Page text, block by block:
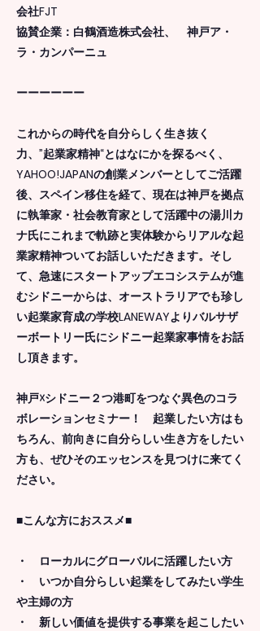
会社FJT
協賛企業：白鶴酒造株式会社、 神戸ア・
ラ・カンパーニュ
ーーーーーー
これからの時代を自分らしく生き抜く
力、”起業家精神“とはなにかを探るべく、
YAHOO!JAPANの創業メンバーとしてご活躍
後、スペイン移住を経て、現在は神戸を拠点
に執筆家・社会教育家として活躍中の湯川カ
ナ氏にこれまで軌跡と実体験からリアルな起
業家精神ついてお話しいただきます。そし
て、急速にスタートアップエコシステムが進
むシドニーからは、オーストラリアでも珍し
い起業家育成の学校LANEWAYよりバルサザ
ーボートリー氏にシドニー起業家事情をお話
し頂きます。
神戸☓シドニー２つ港町をつなぐ異色のコラ
ボレーションセミナー！ 起業したい方はも
ちろん、前向きに自分らしい生き方をしたい
方も、ぜひそのエッセンスを見つけに来てく
ださい。
■こんな方におススメ■
・ ローカルにグローバルに活躍したい方
・ いつか自分らしい起業をしてみたい学生
や主婦の方
・ 新しい価値を提供する事業を起こしたい